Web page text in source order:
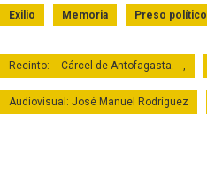
Exilio Memoria Preso político
Recinto: Cárcel de Antofagasta. ,
Audiovisual: José Manuel Rodríguez